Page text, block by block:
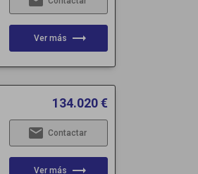
Ver más trending_flat
134.020 €
email Contactar
Ver más trending_flat